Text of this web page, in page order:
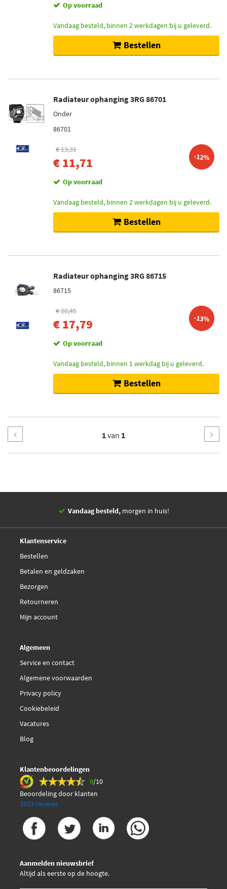
Op voorraad
Vandaag besteld, binnen 2 werkdagen bij u geleverd.
Bestellen
Radiateur ophanging 3RG 86701
Onder
86701
€ 13,31
€ 11,71 -12%
Op voorraad
Vandaag besteld, binnen 2 werkdagen bij u geleverd.
Bestellen
Radiateur ophanging 3RG 86715
86715
€ 20,45
€ 17,79 -13%
Op voorraad
Vandaag besteld, binnen 1 werkdag bij u geleverd.
Bestellen
1van 1
Vandaag besteld, morgen in huis!
Klantenservice
Bestellen
Betalen en geldzaken
Bezorgen
Retourneren
Mijn account
Algemeen
Service en contact
Algemene voorwaarden
Privacy policy
Cookiebeleid
Vacatures
Blog
Klantenbeoordelingen
8/10
Beoordeling door klanten
1053 reviews
Aanmelden nieuwsbrief
Altijd als eerste op de hoogte.